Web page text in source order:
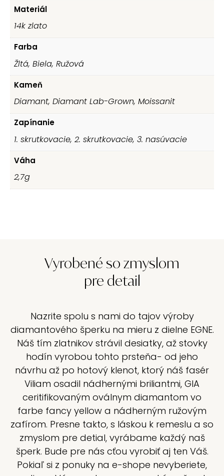
Materiál
14k zlato
Farba
Žltá, Biela, Ružová
Kameň
Diamant, Diamant Lab-Grown, Moissanit
Zapínanie
1. skrutkovacie, 2. skrutkovacie, 3. nasúvacie
Váha
2,7g
Vyrobené so zmyslom
pre detail
Nazrite spolu s nami do tajov výroby
diamantového šperku na mieru z dielne EGNE.
Náš tím zlatnikov strávil desiatky, až stovky
hodín vyrobou tohto prsteňa- od jeho
návrhu až po hotový klenot, ktorý náš fasér
Viliam osadil nádhernými briliantmi, GIA
ceritifikovaným oválnym diamantom vo
farbe fancy yellow a nádherným ružovým
zafírom. Presne takto, s láskou k remeslu a so
zmyslom pre detial, vyrábame každý naš
šperk. Bude pre nás cťou vyrobiť aj ten Váš.
Pokiaľ si z ponuky na e-shope nevyberiete,